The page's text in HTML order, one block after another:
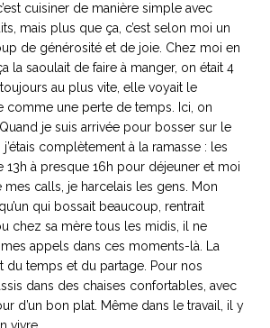
cuisiner de manière simple avec
mais plus que ça, c’est selon moi un
de générosité et de joie. Chez moi en
la saoulait de faire à manger, on était 4
au plus vite, elle voyait le
comme une perte de temps. Ici, on
je suis arrivée pour bosser sur le
complètement à la ramasse : les
13h à presque 16h pour déjeuner et moi
mes calls, je harcelais les gens. Mon
qui bossait beaucoup, rentrait
chez sa mère tous les midis, il ne
appels dans ces moments-là. La
du temps et du partage. Pour nos
dans des chaises confortables, avec
d’un bon plat. Même dans le travail, il y